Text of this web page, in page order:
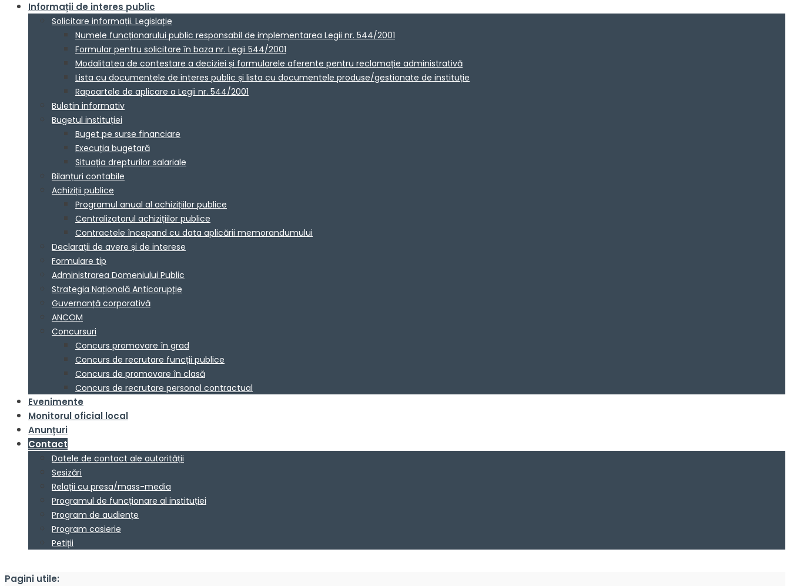
Informații de interes public
Solicitare informații. Legislație
Numele funcționarului public responsabil de implementarea Legii nr. 544/2001
Formular pentru solicitare în baza nr. Legii 544/2001
Modalitatea de contestare a deciziei și formularele aferente pentru reclamație administrativă
Lista cu documentele de interes public și lista cu documentele produse/gestionate de instituție
Rapoartele de aplicare a Legii nr. 544/2001
Buletin informativ
Bugetul instituției
Buget pe surse financiare
Execuția bugetară
Situația drepturilor salariale
Bilanțuri contabile
Achiziții publice
Programul anual al achizițiilor publice
Centralizatorul achizițiilor publice
Contractele începand cu data aplicării memorandumului
Declarații de avere și de interese
Formulare tip
Administrarea Domeniului Public
Strategia Națională Anticorupție
Guvernanță corporativă
ANCOM
Concursuri
Concurs promovare în grad
Concurs de recrutare funcții publice
Concurs de promovare în clasă
Concurs de recrutare personal contractual
Evenimente
Monitorul oficial local
Anunțuri
Contact
Datele de contact ale autorității
Sesizări
Relații cu presa/mass-media
Programul de funcționare al instituției
Program de audiențe
Program casierie
Petiții
Pagini utile: